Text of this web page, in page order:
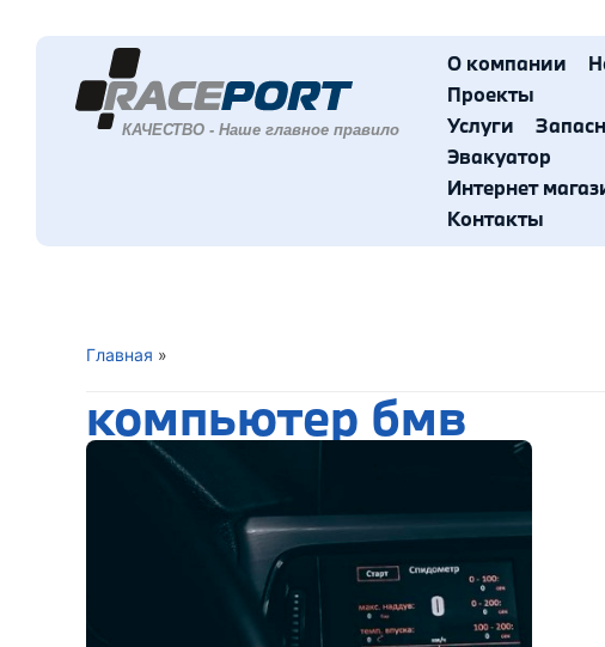
О компании
Проекты
Услуги
Эвакуатор
Интернет
Контакты
Главная »
компьютер бмв